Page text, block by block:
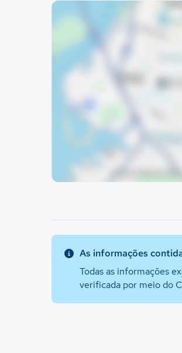
As informações
Todas as informações
verificada por meio do